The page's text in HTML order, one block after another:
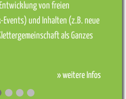
von freien
Events) und Inhalten (z.B. neue
als Ganzes
» weitere Infos